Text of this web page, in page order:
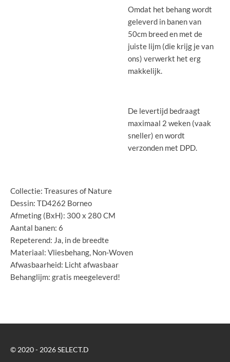
Omdat het behang wordt
geleverd in banen van
50cm breed en met de
juiste lijm (die krijg je van
ons) verwerkt het erg
makkelijk.
De levertijd bedraagt
maximaal 2 weken (vaak
sneller) en wordt
verzonden met DPD.
Collectie: Treasures of Nature
Dessin: TD4262 Borneo
Afmeting (BxH): 300 x 280 CM
Aantal banen: 6
Repeterend: Ja, in de breedte
Materiaal: Vliesbehang, Non-Woven
Afwasbaarheid: Licht afwasbaar
Behanglijm: gratis meegeleverd!
© 2020 - 2026 SELECT.D